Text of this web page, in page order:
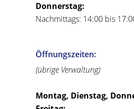
Donnerstag:
Nachmittags: 14:00 bis
Öffnungszeiten:
(übrige Verwaltung)
Montag, Dienstag,